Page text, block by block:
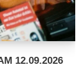
12.09.2026